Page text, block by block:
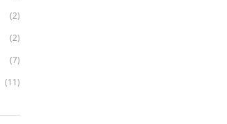
(2)
(2)
(7)
(11)